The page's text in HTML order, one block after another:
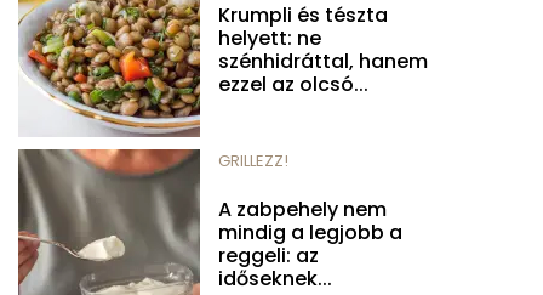
Krumpli és tészta
helyett: ne
szénhidráttal, hanem
ezzel az olcsó...
GRILLEZZ!
A zabpehely nem
mindig a legjobb a
reggeli: az
időseknek...